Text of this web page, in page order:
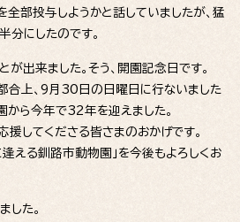
全部投与しようかと話していましたが、猛
分にしたのです。
出来ました。そう、開園記念日です。
合上、9月30日の日曜日に行ないました
ら今年で32年を迎えました。
援してくださる皆さまのおかげです。
逢える釧路市動物園」を今後もよろしくお
した。